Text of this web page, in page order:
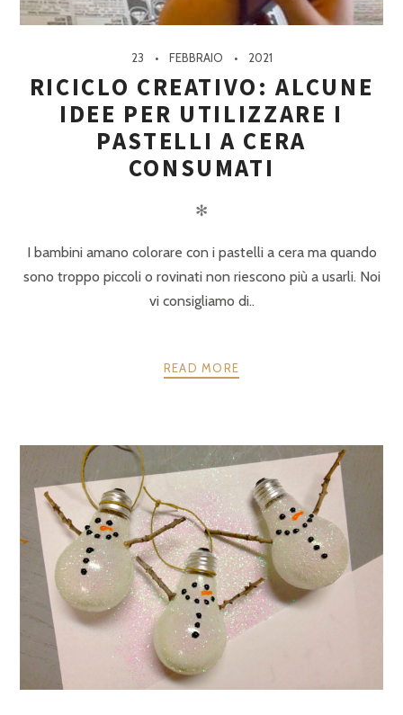
23 FEBBRAIO 2021
RICICLO CREATIVO: ALCUNE
IDEE PER UTILIZZARE I
PASTELLI A CERA
CONSUMATI
✻
I bambini amano colorare con i pastelli a cera ma quando
sono troppo piccoli o rovinati non riescono più a usarli. Noi
vi consigliamo di..
READ MORE